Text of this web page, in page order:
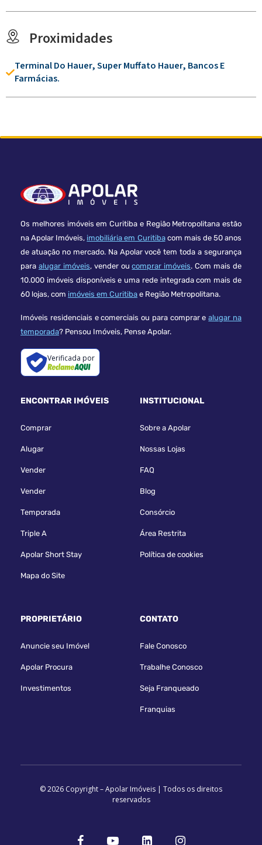
Proximidades
Terminal Do Hauer, Super Muffato Hauer, Bancos E
Farmácias.
Os melhores imóveis em Curitiba e Região Metropolitana estão
na Apolar Imóveis, imobiliária em Curitibacom mais de 50 anos
de atuação no mercado. Na Apolar você tem toda a segurança
para alugar imóveis, vender oucomprar imóveis. Com mais de
10.000 imóveis disponíveis e uma rede integrada com mais de
60 lojas, com imóveis em Curitiba e Região Metropolitana.
Imóveis residenciais e comerciais ou para comprar ealugar na
temporada? Pensou Imóveis, Pense Apolar.
Verificada por
ENCONTRAR IMÓVEIS
Comprar
Alugar
Vender
Vender
Temporada
Triple A
Apolar Short Stay
Mapa do Site
INSTITUCIONAL
Sobre a Apolar
Nossas Lojas
FAQ
Blog
Consórcio
Área Restrita
Política de cookies
PROPRIETÁRIO
Anuncie seu Imóvel
Apolar Procura
Investimentos
CONTATO
Fale Conosco
Trabalhe Conosco
Seja Franqueado
Franquias
© 2026 Copyright – Apolar Imóveis | Todos os direitos
reservados